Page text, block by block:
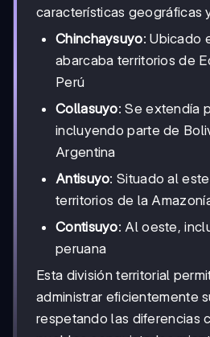
características geográficas
Chinchaysuyo: Ubicado
abarcaba territorios de
Perú
Collasuyo: Se extendía
incluyendo parte de
Argentina
Antisuyo: Situado al
territorios de la
Contisuyo: Al oeste,
peruana
Esta división territorial
administrar eficientemente
respetando las diferencias